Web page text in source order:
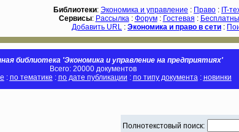
Библиотеки: Экономика и управление : Право : IT-
Сервисы: Рассылка: Форум: Гостевая :
Добавить URL : Экономика и право в сети :
библиотека 'Экономика и управление на предприятиях'
Всего: 20000 документов
: по тематике : по дате публикации : по типу документа: новинки
Полнотекстовый поиск: